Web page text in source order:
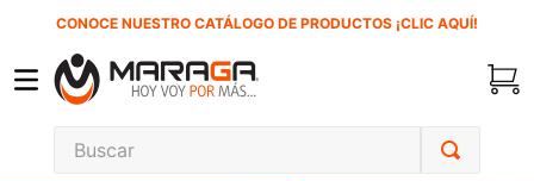
CONOCE NUESTRO CATÁLOGO DE PRODUCTOS ¡CLIC AQUÍ!
Buscar